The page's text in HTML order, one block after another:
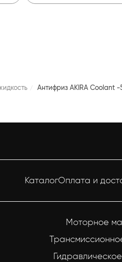
Антифриз AKIRA Coolant
КаталогОплата и
Моторное